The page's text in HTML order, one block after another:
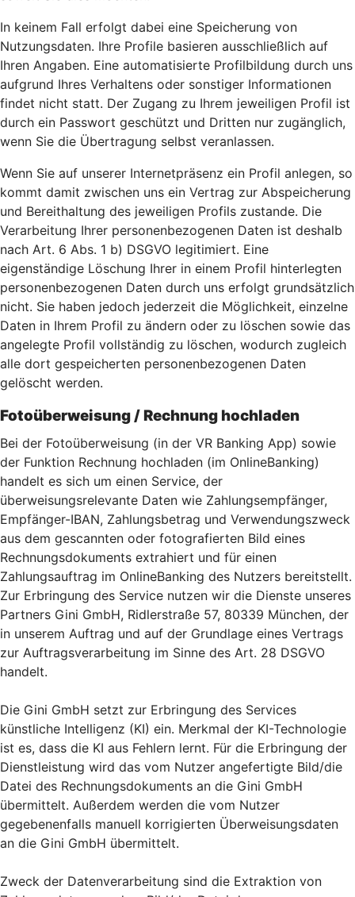
In keinem Fall erfolgt dabei eine Speicherung von
Nutzungsdaten. Ihre Profile basieren ausschließlich auf
Ihren Angaben. Eine automatisierte Profilbildung durch uns
aufgrund Ihres Verhaltens oder sonstiger Informationen
findet nicht statt. Der Zugang zu Ihrem jeweiligen Profil ist
durch ein Passwort geschützt und Dritten nur zugänglich,
wenn Sie die Übertragung selbst veranlassen.
Wenn Sie auf unserer Internetpräsenz ein Profil anlegen, so
kommt damit zwischen uns ein Vertrag zur Abspeicherung
und Bereithaltung des jeweiligen Profils zustande. Die
Verarbeitung Ihrer personenbezogenen Daten ist deshalb
nach Art. 6 Abs. 1 b) DSGVO legitimiert. Eine
eigenständige Löschung Ihrer in einem Profil hinterlegten
personenbezogenen Daten durch uns erfolgt grundsätzlich
nicht. Sie haben jedoch jederzeit die Möglichkeit, einzelne
Daten in Ihrem Profil zu ändern oder zu löschen sowie das
angelegte Profil vollständig zu löschen, wodurch zugleich
alle dort gespeicherten personenbezogenen Daten
gelöscht werden.
Fotoüberweisung / Rechnung hochladen
Bei der Fotoüberweisung (in der VR Banking App) sowie
der Funktion Rechnung hochladen (im OnlineBanking)
handelt es sich um einen Service, der
überweisungsrelevante Daten wie Zahlungsempfänger,
Empfänger-IBAN, Zahlungsbetrag und Verwendungszweck
aus dem gescannten oder fotografierten Bild eines
Rechnungsdokuments extrahiert und für einen
Zahlungsauftrag im OnlineBanking des Nutzers bereitstellt.
Zur Erbringung des Service nutzen wir die Dienste unseres
Partners Gini GmbH, Ridlerstraße 57, 80339 München, der
in unserem Auftrag und auf der Grundlage eines Vertrags
zur Auftragsverarbeitung im Sinne des Art. 28 DSGVO
handelt.
Die Gini GmbH setzt zur Erbringung des Services
künstliche Intelligenz (KI) ein. Merkmal der KI-Technologie
ist es, dass die KI aus Fehlern lernt. Für die Erbringung der
Dienstleistung wird das vom Nutzer angefertigte Bild/die
Datei des Rechnungsdokuments an die Gini GmbH
übermittelt. Außerdem werden die vom Nutzer
gegebenenfalls manuell korrigierten Überweisungsdaten
an die Gini GmbH übermittelt.
Zweck der Datenverarbeitung sind die Extraktion von